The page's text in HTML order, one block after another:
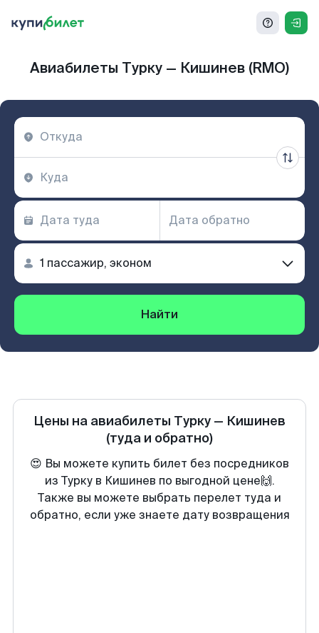
Авиабилеты Турку — Кишинев (RMO)
Найти
Цены на авиабилеты Турку — Кишинев
(туда и обратно)
😍 Вы можете купить билет без посредников
из Турку в Кишинев по выгодной цене🙌.
Также вы можете выбрать перелет туда и
обратно, если уже знаете дату возвращения